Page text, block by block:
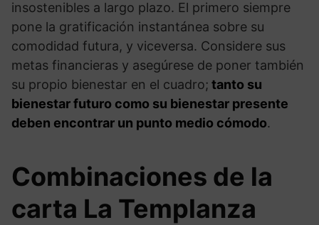
insostenibles a largo plazo. El primero siempre
pone la gratificación instantánea sobre su
comodidad futura, y viceversa. Considere sus
metas financieras y asegúrese de poner también
su propio bienestar en el cuadro; tanto su
bienestar futuro como su bienestar presente
deben encontrar un punto medio cómodo.
Combinaciones de la
carta La Templanza